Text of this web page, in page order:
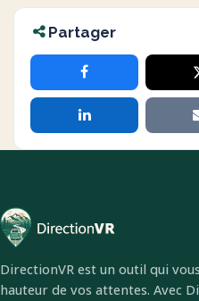
Partager
DirectionVR est un outil qui
hauteur de vos attentes. Avec